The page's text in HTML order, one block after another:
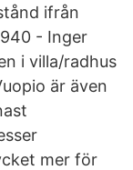
ifrån
- Inger
i villa/radhus
är även
mer för